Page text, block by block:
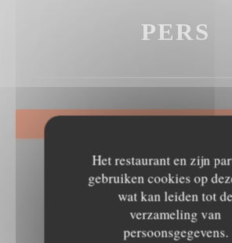
Het restaurant en zijn
gebruiken cookies op
wat kan leiden tot de
verzameling van
persoonsgegevens.
PERS